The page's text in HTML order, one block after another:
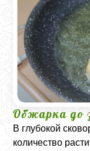
Обжарка до
В глубокой
количество